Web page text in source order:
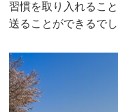
習慣を取り入れるこ
送ることができるでし